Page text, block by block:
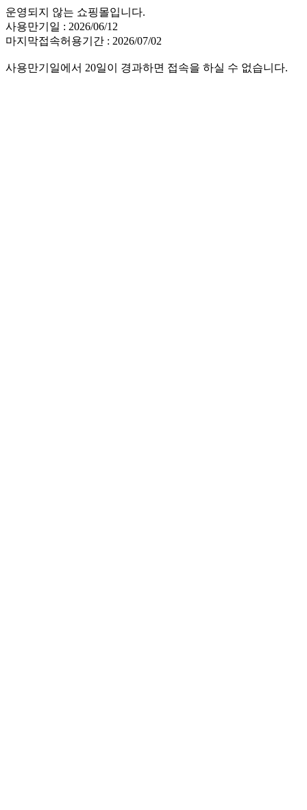
운영되지 않는 쇼핑몰입니다.
사용만기일 : 2026/06/12
마지막접속허용기간 : 2026/07/02
사용만기일에서 20일이 경과하면 접속을 하실 수 없습니다.